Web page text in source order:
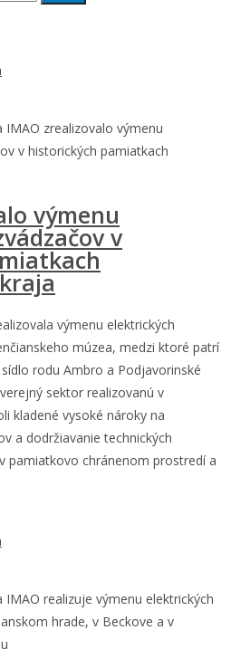
IMAO zrealizovalo výmenu
v historických pamiatkach
výmenu
v
výmenu elektrických
múzea, medzi ktoré patrí
rodu Ambro a Podjavorinské
sektor realizovanú v
kladené vysoké nároky na
a dodržiavanie technických
pamiatkovo chránenom prostredí a
IMAO realizuje výmenu elektrických
hrade, v Beckove a v